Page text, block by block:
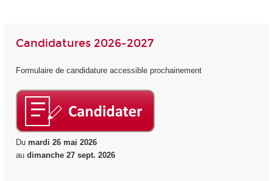
Candidatures 2026-2027
Formulaire de candidature accessible prochainement
Du mardi 26 mai 2026
au dimanche 27 sept. 2026